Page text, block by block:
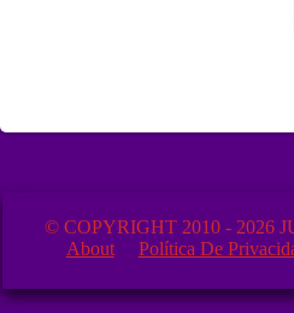
© COPYRIGHT 2010 - 2026
About
Política De